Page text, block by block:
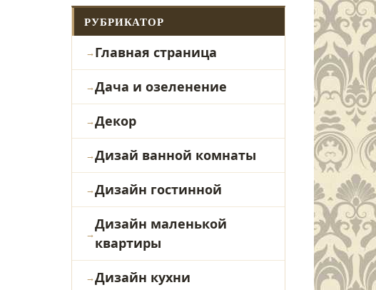
РУБРИКАТОР
Главная страница
Дача и озеленение
Декор
Дизай ванной комнаты
Дизайн гостинной
Дизайн маленькой
квартиры
Дизайн кухни